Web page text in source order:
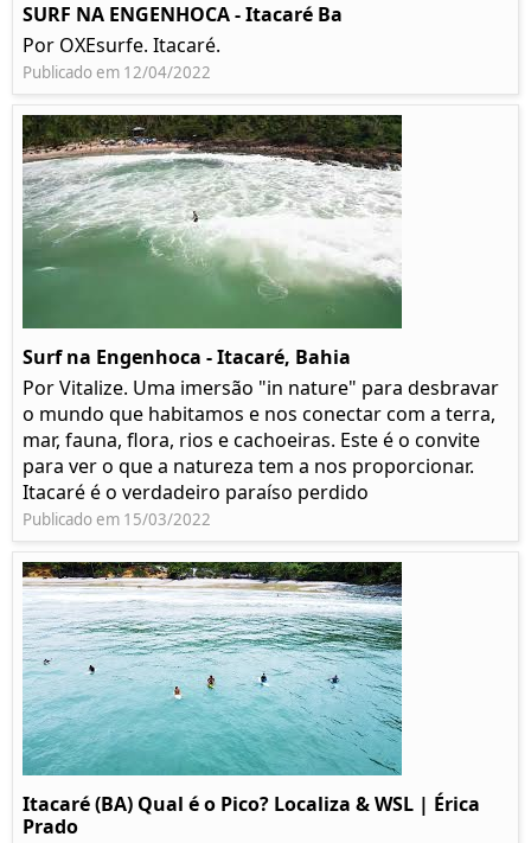
SURF NA ENGENHOCA - Itacaré Ba
Por OXEsurfe. Itacaré.
Publicado em 12/04/2022
Surf na Engenhoca - Itacaré, Bahia
Por Vitalize. Uma imersão "in nature" para desbravar
o mundo que habitamos e nos conectar com a terra,
mar, fauna, flora, rios e cachoeiras. Este é o convite
para ver o que a natureza tem a nos proporcionar.
Itacaré é o verdadeiro paraíso perdido
Publicado em 15/03/2022
Itacaré (BA) Qual é o Pico? Localiza & WSL | Érica
Prado​